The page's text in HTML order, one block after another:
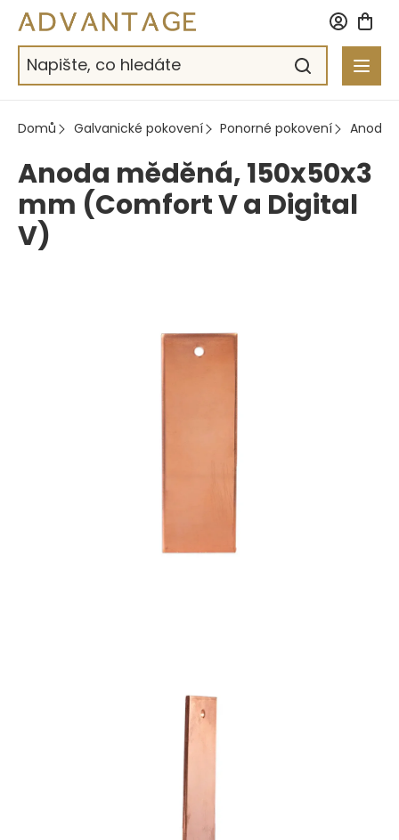
Přejít
obsah
Domů Galvanické pokovení Ponorné pokovení Anody
Anoda měděná, 150x50x3
mm (Comfort V a Digital
V)